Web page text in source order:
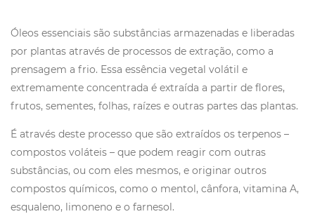
Óleos essenciais são substâncias armazenadas e liberadas
por plantas através de processos de extração, como a
prensagem a frio. Essa essência vegetal volátil e
extremamente concentrada é extraída a partir de flores,
frutos, sementes, folhas, raízes e outras partes das plantas.
É através deste processo que são extraídos os terpenos –
compostos voláteis – que podem reagir com outras
substâncias, ou com eles mesmos, e originar outros
compostos químicos, como o mentol, cânfora, vitamina A,
esqualeno, limoneno e o farnesol.